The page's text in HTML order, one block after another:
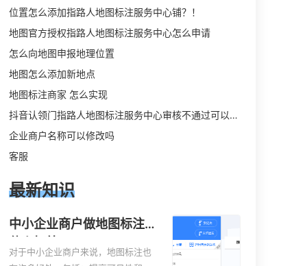
位置怎么添加指路人地图标注服务中心铺？！
地图官方授权指路人地图标注服务中心怎么申请
怎么向地图申报地理位置
地图怎么添加新地点
地图标注商家 怎么实现
抖音认领门指路人地图标注服务中心审核不通过可以删除不
企业商户名称可以修改吗
客服
最新知识
中小企业商户做地图标注有
对于中小企业商户来说，地图标注也